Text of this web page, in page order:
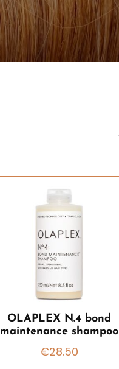
OLAPLEX N.4 bond
maintenance shampoo
€28.50